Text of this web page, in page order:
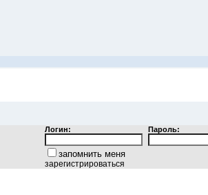
Логин: Пароль:
запомнить меня
зарегистрироваться